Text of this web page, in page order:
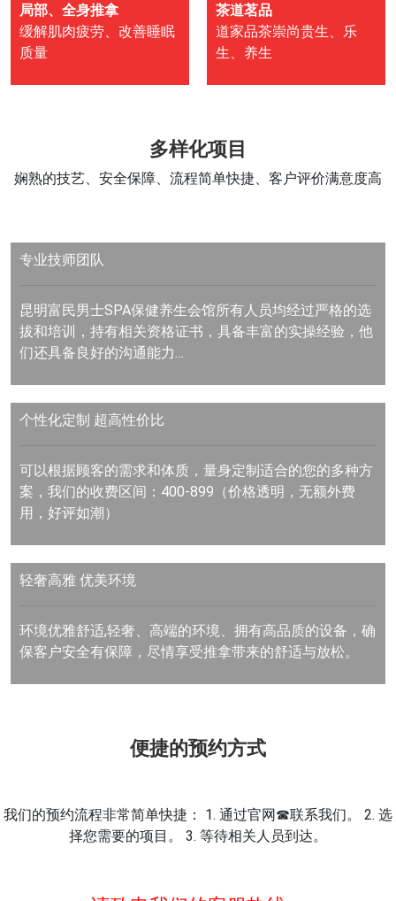
局部、全身推拿
缓解肌肉疲劳、改善睡眠
质量
茶道茗品
道家品茶崇尚贵生、乐
生、养生
多样化项目
娴熟的技艺、安全保障、流程简单快捷、客户评价满意度高
专业技师团队
昆明富民男士SPA保健养生会馆所有人员均经过严格的选
拔和培训，持有相关资格证书，具备丰富的实操经验，他
们还具备良好的沟通能力…
个性化定制 超高性价比
可以根据顾客的需求和体质，量身定制适合的您的多种方
案，我们的收费区间：400-899（价格透明，无额外费
用，好评如潮）
轻奢高雅优美环境
环境优雅舒适,轻奢、高端的环境、拥有高品质的设备，确
保客户安全有保障，尽情享受推拿带来的舒适与放松。
便捷的预约方式
我们的预约流程非常简单快捷： 1. 通过官网☎联系我们。 2. 选
择您需要的项目。 3. 等待相关人员到达。